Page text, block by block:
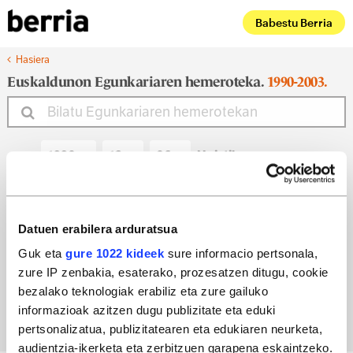
Datuen erabilera arduratsua
Guk eta gure 1022 kideek sure informacio pertsonala,
zure IP zenbakia, esaterako, prozesatzen ditugu, cookie
bezalako teknologiak erabiliz eta zure gailuko
informazioak azitzen dugu publizitate eta eduki
pertsonalizatua, publizitatearen eta edukiaren neurketa,
audientzia-ikerketa eta zerbitzuen garapena eskaintzeko.
Babestu Berria
Hasiera
Euskaldunon Egunkariaren hemeroteka. 1990-2003.
Noiztik
Noiz arte
Bilatu egun bateko edizioa